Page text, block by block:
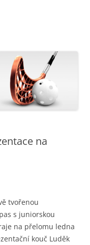
na
tvořenou
s juniorskou
na přelomu ledna
kouč Luděk